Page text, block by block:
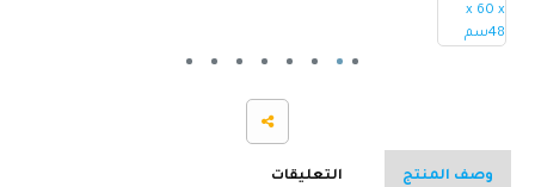
وصف المنتج التعليقات